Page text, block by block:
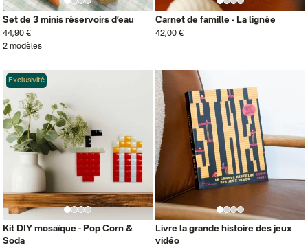
Set de 3 minis réservoirs d’eau
44,90 €
2 modèles
Carnet de famille - La lignée
42,00 €
Exclusivité
Kit DIY mosaïque - Pop Corn &
Soda
Livre la grande histoire des jeux
vidéo